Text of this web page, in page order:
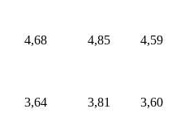
4,68 4,85 4,59
3,64 3,81 3,60